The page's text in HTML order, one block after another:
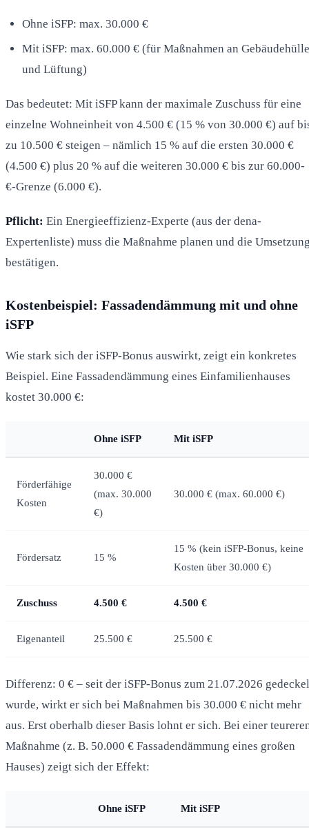
Ohne iSFP: max. 30.000 €
Mit iSFP: max. 60.000 € (für Maßnahmen an Gebäudehülle
und Lüftung)
Das bedeutet: Mit iSFP kann der maximale Zuschuss für eine
einzelne Wohneinheit von 4.500 € (15 % von 30.000 €) auf
zu 10.500 € steigen – nämlich 15 % auf die ersten 30.000 €
(4.500 €) plus 20 % auf die weiteren 30.000 € bis zur 60.000-
€-Grenze (6.000 €).
Pflicht: Ein Energieeffizienz-Experte (aus der dena-
Expertenliste) muss die Maßnahme planen und die
bestätigen.
Kostenbeispiel: Fassadendämmung mit und ohne
iSFP
Wie stark sich der iSFP-Bonus auswirkt, zeigt ein konkretes
Beispiel. Eine Fassadendämmung eines Einfamilienhauses
kostet 30.000 €:
Ohne iSFP Mit iSFP
Förderfähige
Kosten
30.000 €
(max. 30.000
€)
30.000 € (max. 60.000 €)
Fördersatz 15 %
15 % (kein iSFP-Bonus, keine
Kosten über 30.000 €)
Zuschuss 4.500 € 4.500 €
Eigenanteil 25.500 € 25.500 €
Differenz: 0 € – seit der iSFP-Bonus zum 21.07.2026
wurde, wirkt er sich bei Maßnahmen bis 30.000 € nicht mehr
aus. Erst oberhalb dieser Basis lohnt er sich. Bei einer
Maßnahme (z. B. 50.000 € Fassadendämmung eines großen
Hauses) zeigt sich der Effekt:
Ohne iSFP Mit iSFP